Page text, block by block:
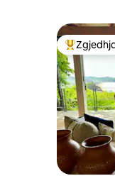
Më të